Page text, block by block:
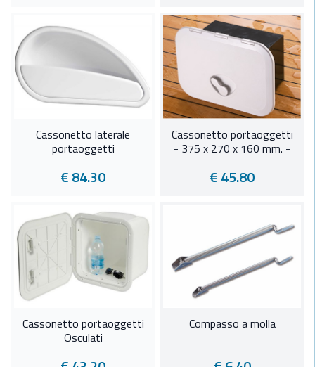
Cassonetto laterale
portaoggetti
€ 84.30
Cassonetto portaoggetti
- 375 x 270 x 160 mm. -
€ 45.80
Cassonetto portaoggetti
Osculati
Compasso a molla